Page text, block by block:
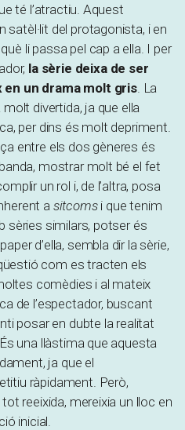
té l’atractiu. Aquest
del protagonista, i en
li passa pel cap a ella. I per
la sèrie deixa de ser
un drama molt gris. La
divertida, ja que ella
per dins és molt depriment.
entre els dos gèneres és
mostrar molt bé el fet
un rol i, de l’altra, posa
a sitcomsi que tenim
sèries similars, potser és
d’ella, sembla dir la sèrie,
com es tracten els
comèdies i al mateix
de l’espectador, buscant
posar en dubte la realitat
una llàstima que aquesta
ja que el
ràpidament. Però,
reeixida, mereixia un lloc en
inicial.